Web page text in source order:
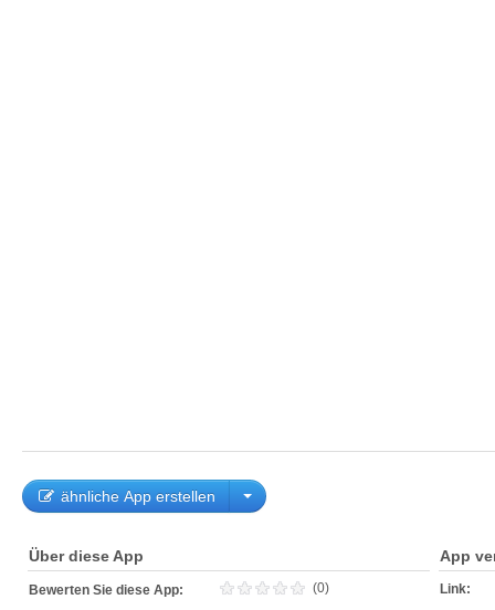
ähnliche App erstellen
Über diese App
Bewerten Sie diese App: (0)
App
Link: